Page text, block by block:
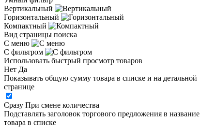
Вертикальный
Горизонтальный
Компактный
Вид страницы поиска
С меню
С фильтром
Использовать быстрый просмотр товаров
Нет Да
Показывать общую сумму товара в списке и на детальной
странице
Сразу При смене количества
Подставлять заголовок торгового предложения в название
товара в списке